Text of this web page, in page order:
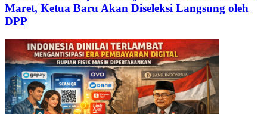
Maret, Ketua Baru Akan Diseleksi Langsung oleh
DPP